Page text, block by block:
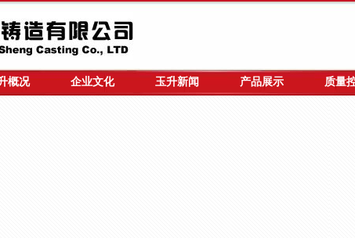
概况 企业文化 玉升新闻 产品展示 质量